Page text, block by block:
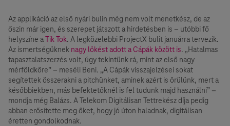
Az applikáció az első nyári bulin még nem volt menetkész, de az
őszin már igen, és szerepet játszott a hirdetésben is – utóbbi fő
helyszíne aTik Tok. A legközelebbi ProjectX bulit januárra tervezik.
Az ismertségüknek nagy lökést adott a Cápák között is. „Hatalmas
tapasztalatszerzés volt, úgy tekintünk rá, mint az első nagy
mérföldkőre” – meséli Beni. „A Cápák visszajelzései sokat
segítettek összerakni a pitchünket, aminek azért is örülünk, mert a
későbbiekben, más befektetőknél is fel tudunk majd használni” –
mondja még Balázs. A Telekom Digitálisan Tettrekész díja pedig
abban erősítette meg őket, hogy jó úton haladnak, digitálisan
éretten gondolkodnak.